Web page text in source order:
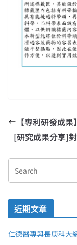
【專利研發成
[研究成果分享]
近期文章
仁德醫專與長庚科